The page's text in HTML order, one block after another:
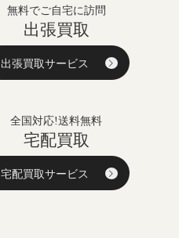
無料でご自宅に訪問
出張買取
出張買取サービス
全国対応!送料無料
宅配買取
宅配買取サービス